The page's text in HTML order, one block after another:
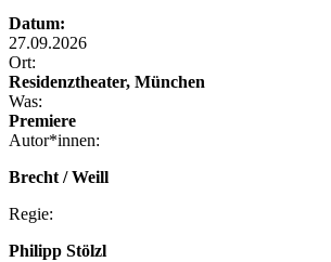
Datum:
27.09.2026
Ort:
Residenztheater, München
Was:
Premiere
Autor*innen:
Brecht / Weill
Regie:
Philipp Stölzl